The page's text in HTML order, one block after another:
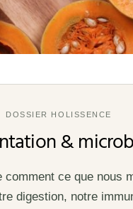
DOSSIER HOLISSENCE
&
comment ce que nous
digestion, notre